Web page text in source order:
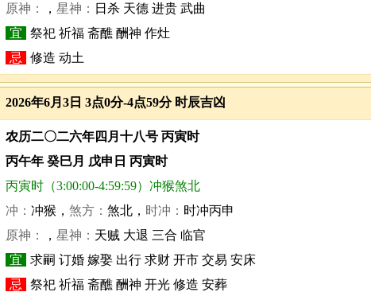
原神：
， 星神： 日杀 天德 进贵 武曲
宜
祭祀 祈福 斋醮 酬神 作灶
忌
修造 动土
2026年6月3日 3点0分-4点59分 时辰吉凶
农历二〇二六年四月十八号 丙寅时
丙午年 癸巳月 戊申日 丙寅时
丙寅时（3:00:00-4:59:59）冲猴煞北
冲： 冲猴， 煞方： 煞北， 时冲： 时冲丙申
原神：
， 星神： 天贼 大退 三合 临官
宜
求嗣 订婚 嫁娶 出行 求财 开市 交易 安床
忌
祭祀 祈福 斋醮 酬神 开光 修造 安葬